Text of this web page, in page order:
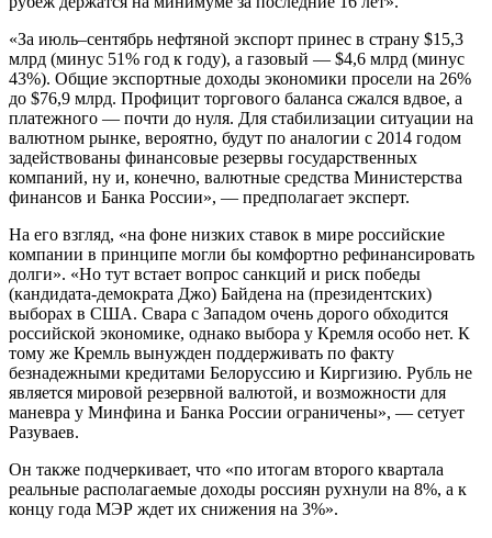
«За июль–сентябрь нефтяной экспорт принес в страну $15,3
млрд (минус 51% год к году), а газовый — $4,6 млрд (минус
43%). Общие экспортные доходы экономики просели на 26%
до $76,9 млрд. Профицит торгового баланса сжался вдвое, а
платежного — почти до нуля. Для стабилизации ситуации на
валютном рынке, вероятно, будут по аналогии с 2014 годом
задействованы финансовые резервы государственных
компаний, ну и, конечно, валютные средства Министерства
финансов и Банка России», — предполагает эксперт.
На его взгляд, «на фоне низких ставок в мире российские
компании в принципе могли бы комфортно рефинансировать
долги». «Но тут встает вопрос санкций и риск победы
(кандидата-демократа Джо) Байдена на (президентских)
выборах в США. Свара с Западом очень дорого обходится
российской экономике, однако выбора у Кремля особо нет. К
тому же Кремль вынужден поддерживать по факту
безнадежными кредитами Белоруссию и Киргизию. Рубль не
является мировой резервной валютой, и возможности для
маневра у Минфина и Банка России ограничены», — сетует
Разуваев.
Он также подчеркивает, что «по итогам второго квартала
реальные располагаемые доходы россиян рухнули на 8%, а к
концу года МЭР ждет их снижения на 3%».